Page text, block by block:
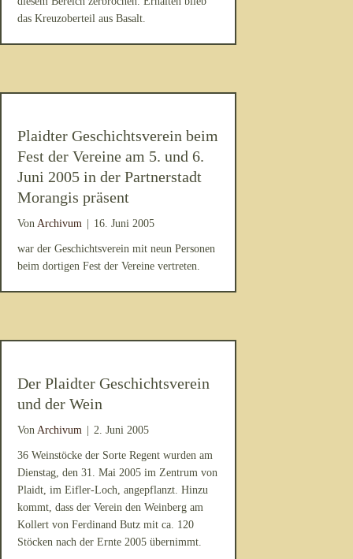
das Kreuzoberteil aus Basalt.
Plaidter Geschichtsverein beim
Fest der Vereine am 5. und 6.
Juni 2005 in der Partnerstadt
Morangis präsent
Von Archivum 16. Juni 2005
war der Geschichtsverein mit neun Personen
beim dortigen Fest der Vereine vertreten.
Der Plaidter Geschichtsverein
und der Wein
Von Archivum 2. Juni 2005
36 Weinstöcke der Sorte Regent wurden am
Dienstag, den 31. Mai 2005 im Zentrum von
Plaidt, im Eifler-Loch, angepflanzt. Hinzu
kommt, dass der Verein den Weinberg am
Kollert von Ferdinand Butz mit ca. 120
Stöcken nach der Ernte 2005 übernimmt.